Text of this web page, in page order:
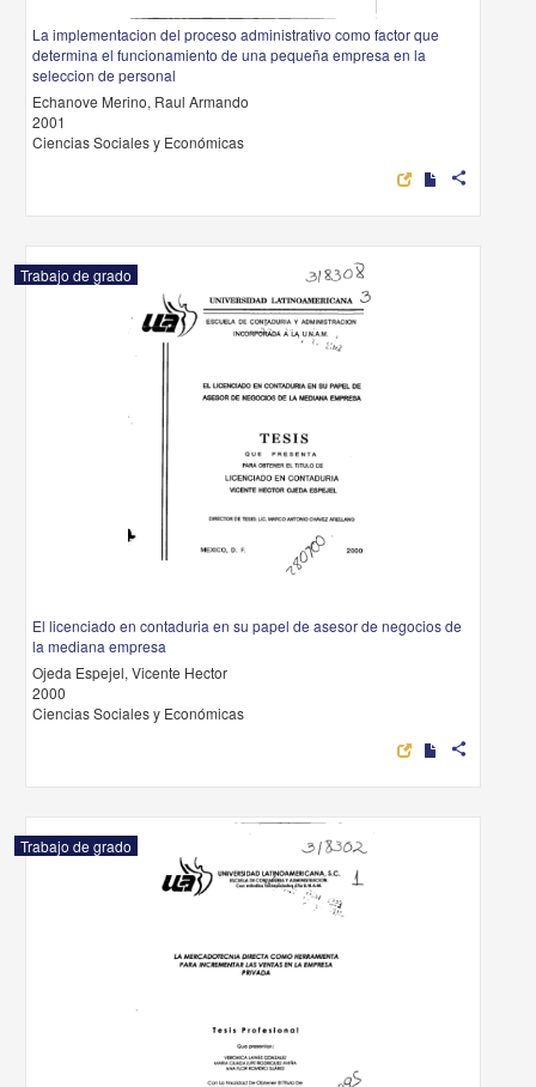
La implementacion del proceso administrativo como factor que
determina el funcionamiento de una pequeña empresa en la
seleccion de personal
Echanove Merino, Raul Armando
2001
Ciencias Sociales y Económicas
share
Trabajo de grado
El licenciado en contaduria en su papel de asesor de negocios de
la mediana empresa
Ojeda Espejel, Vicente Hector
2000
Ciencias Sociales y Económicas
share
Trabajo de grado